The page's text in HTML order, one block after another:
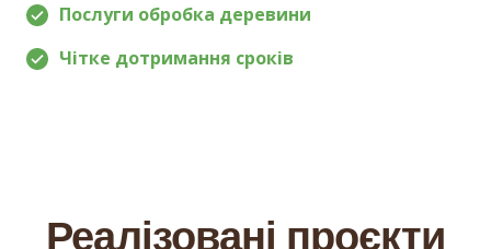
Послуги обробка деревини
Чітке дотримання сроків